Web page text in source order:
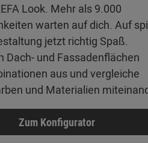
Look. Mehr als 9.000
warten auf dich. Auf
jetzt richtig Spaß.
Dach- und Fassadenflächen
aus und vergleiche
und Materialien
Zum Konfigurator